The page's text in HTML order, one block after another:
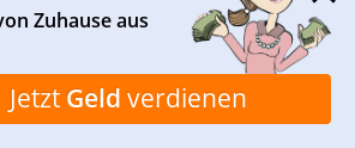
SCHNELL GELD VERDIENEN
KARRIERE
AUSBILDUNG
STUDIUM
Zuhause aus
Jetzt Geld verdienen